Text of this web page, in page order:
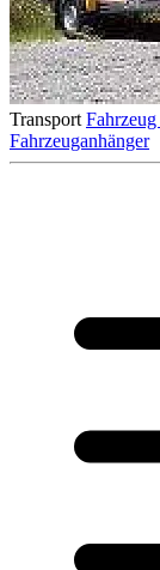
Transport Fahrzeug
Fahrzeuganhänger